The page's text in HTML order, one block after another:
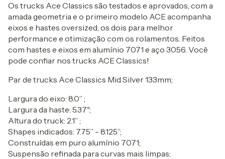
Os trucks Ace Classics são testados e aprovados, com a
amada geometria e o primeiro modelo ACE acompanha
eixos e hastes oversized, os dois para melhor
performance e otimização com os rolamentos. Feitos
com hastes e eixos em alumínio 7071 e aço 3056. Você
pode confiar nos trucks ACE Classics!
Par de trucks Ace Classics Mid Silver 133mm;
Largura do eixo: 8.0” ;
Largura da haste: 5.37";
Altura do truck: 2.1” ;
Shapes indicados: 7.75” - 8.125”;
Construídas em puro alumínio 7071;
Suspensão refinada para curvas mais limpas;